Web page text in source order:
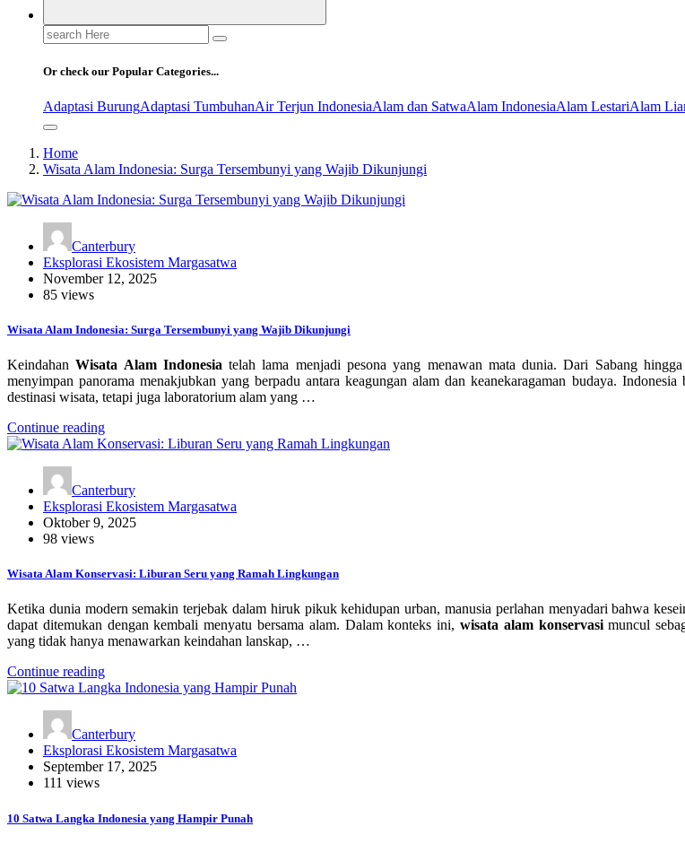
Search
for:
Or check our Popular Categories...
Adaptasi BurungAdaptasi TumbuhanAir Terjun IndonesiaAlam dan SatwaAlam IndonesiaAlam LestariAlam
Home
Wisata Alam Indonesia: Surga Tersembunyi yang Wajib Dikunjungi
Canterbury
Eksplorasi Ekosistem Margasatwa
November 12, 2025
85 views
Wisata Alam Indonesia: Surga Tersembunyi yang Wajib Dikunjungi
KeindahanWisata Alam Indonesia telah lama menjadi pesona yang menawan mata dunia. Dari Sabang
menyimpan panorama menakjubkan yang berpadu antara keagungan alam dan keanekaragaman budaya. Indonesia
destinasi wisata, tetapi juga laboratorium alam yang …
Continue reading
Canterbury
Eksplorasi Ekosistem Margasatwa
Oktober 9, 2025
98 views
Wisata Alam Konservasi: Liburan Seru yang Ramah Lingkungan
Ketika dunia modern semakin terjebak dalam hiruk pikuk kehidupan urban, manusia perlahan menyadari bahwa
dapat ditemukan dengan kembali menyatu bersama alam. Dalam konteks ini, wisata alam konservasimuncul
yang tidak hanya menawarkan keindahan lanskap, …
Continue reading
Canterbury
Eksplorasi Ekosistem Margasatwa
September 17, 2025
111 views
10 Satwa Langka Indonesia yang Hampir Punah